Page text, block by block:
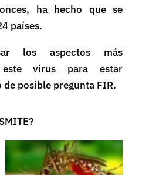
ha hecho que se
países.
los aspectos más
virus para estar
de posible pregunta FIR.